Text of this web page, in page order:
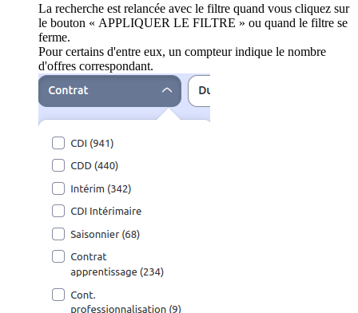
La recherche est relancée avec le filtre quand vous cliquez sur
le bouton « APPLIQUER LE FILTRE » ou quand le filtre se
ferme.
Pour certains d'entre eux, un compteur indique le nombre
d'offres correspondant.